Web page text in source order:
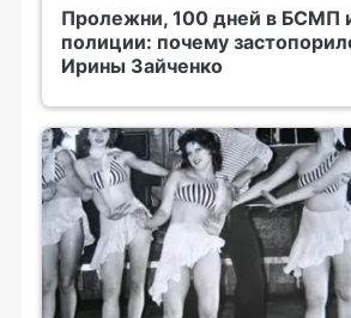
Пролежни, 100 дней в БСМП
полиции: почему
Ирины Зайченко